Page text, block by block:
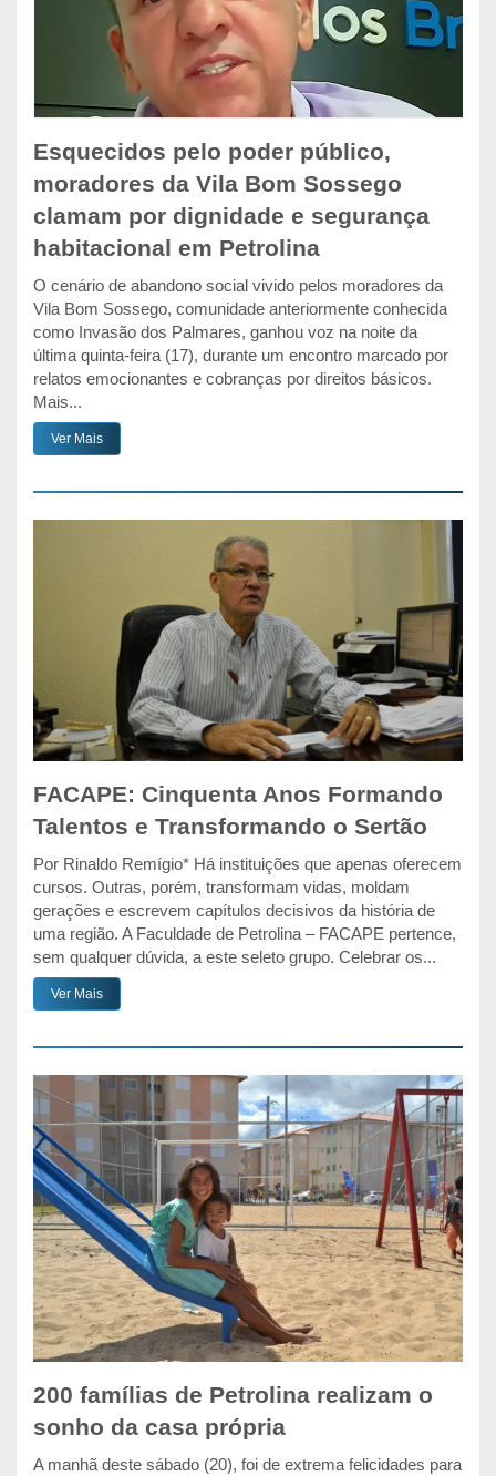
Esquecidos pelo poder público,
moradores da Vila Bom Sossego
clamam por dignidade e segurança
habitacional em Petrolina
O cenário de abandono social vivido pelos moradores da
Vila Bom Sossego, comunidade anteriormente conhecida
como Invasão dos Palmares, ganhou voz na noite da
última quinta-feira (17), durante um encontro marcado por
relatos emocionantes e cobranças por direitos básicos.
Mais...
Ver Mais
FACAPE: Cinquenta Anos Formando
Talentos e Transformando o Sertão
Por Rinaldo Remígio* Há instituições que apenas oferecem
cursos. Outras, porém, transformam vidas, moldam
gerações e escrevem capítulos decisivos da história de
uma região. A Faculdade de Petrolina – FACAPE pertence,
sem qualquer dúvida, a este seleto grupo. Celebrar os...
Ver Mais
200 famílias de Petrolina realizam o
sonho da casa própria
A manhã deste sábado (20), foi de extrema felicidades para